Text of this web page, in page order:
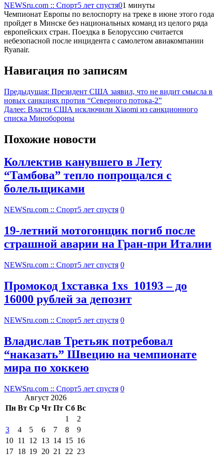
NEWSru.com :: Спорт5 лет спустя01 минуты
Чемпионат Европы по велоспорту на треке в июне этого года
пройдет в Минске без национальных команд из целого ряда
европейских стран. Поездка в Белоруссию считается
небезопасной после инцидента с самолетом авиакомпании
Ryanair.
Навигация по записям
Предыдущая: Президент США заявил, что не видит смысла в
новых санкциях против “Северного потока-2”
Далее: Власти США исключили Xiaomi из санкционного
списка Минобороны
Похожие новости
Коллектив канувшего в Лету
“Тамбова” тепло попрощался с
болельщиками
NEWSru.com :: Спорт5 лет спустя 0
19-летний мотогонщик погиб после
страшной аварии на Гран-при Италии
NEWSru.com :: Спорт5 лет спустя 0
Промокод 1хставка 1xs_10193 – до
16000 рублей за депозит
NEWSru.com :: Спорт5 лет спустя 0
Владислав Третьяк потребовал
“наказать” Швецию на чемпионате
мира по хоккею
NEWSru.com :: Спорт5 лет спустя 0
Август 2026
Пн Вт Ср Чт Пт Сб Вс
1
2
3
4 5 6 7 8
9
10 11 12 13 14 15 16
17 18 19 20 21 22 23